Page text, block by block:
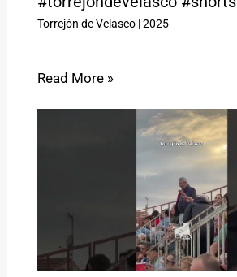
Torrejón de Velasco|2025
Read More »